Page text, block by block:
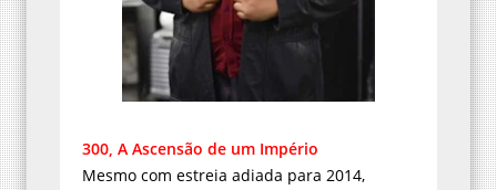
300, A Ascensão de um Império
Mesmo com estreia adiada para 2014,